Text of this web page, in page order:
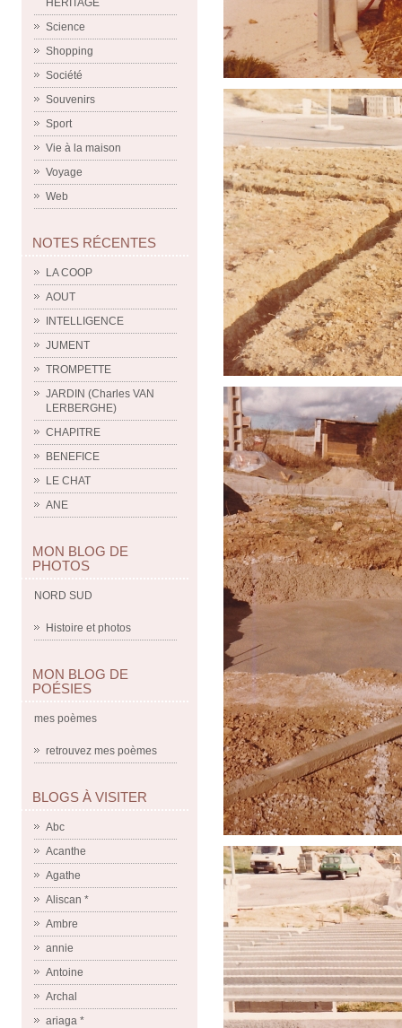
HERITAGE
Science
Shopping
Société
Souvenirs
Sport
Vie à la maison
Voyage
Web
NOTES RÉCENTES
LA COOP
AOUT
INTELLIGENCE
JUMENT
TROMPETTE
JARDIN (Charles VAN
LERBERGHE)
CHAPITRE
BENEFICE
LE CHAT
ANE
MON BLOG DE
PHOTOS
NORD SUD
Histoire et photos
MON BLOG DE
POÉSIES
mes poèmes
retrouvez mes poèmes
BLOGS À VISITER
Abc
Acanthe
Agathe
Aliscan *
Ambre
annie
Antoine
Archal
ariaga *